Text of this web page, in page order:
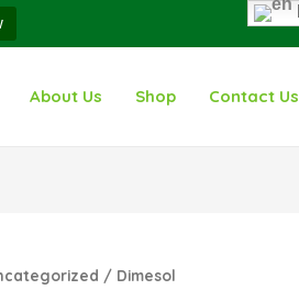
About Us Shop Contact Us
/ Dimesol
Current